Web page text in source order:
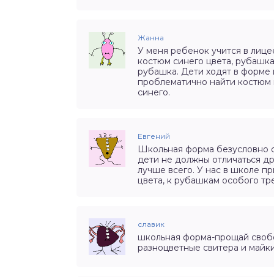
Жанна
У меня ребенок учится в
костюм синего цвета,
рубашка. Дети ходят в форме
проблематично найти
синего.
Евгений
Школьная форма безусловно
дети не должны отличаться
лучше всего. У нас в школе
цвета, к рубашкам особого
славик
школьная форма-прощай
разноцветные свитера и